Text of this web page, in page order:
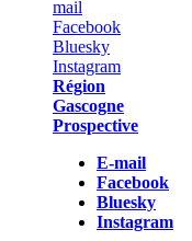
Région
Gascogne
Prospective
E-mail
Facebook
Bluesky
Instagram